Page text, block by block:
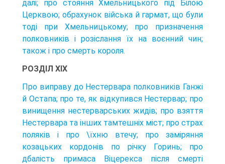
далі; про стояння Хмельницького під Білою
Церквою; обрахунок війська й гармат, що були
тоді при Хмельницькому; про призначення
полковників і розіслання їх на воєнний чин;
також і про смерть короля.
РОЗДІЛ XIX
Про виправу до Нестервара полковників Ганжі
й Остапа; про те, як відкупився Нестервар; про
винищення нестерварських жидів; про взяття
Нестервара та інших тамтешніх міст; про страх
поляків і про \їхню втечу; про заміряння
козацьких кордонів по річку Горинь; про
дбалість примаса Віцерекса після смерті